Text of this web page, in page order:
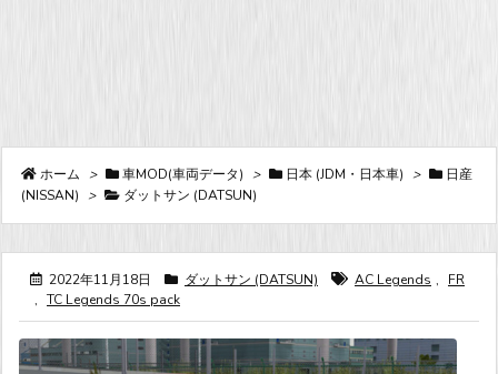
ホーム > 車MOD(車両データ) > 日本 (JDM・日本車) >
日産
(NISSAN)
> ダットサン (DATSUN)
2022年11月18日 ダットサン (DATSUN) AC Legends ,
FR
, TC Legends 70s pack